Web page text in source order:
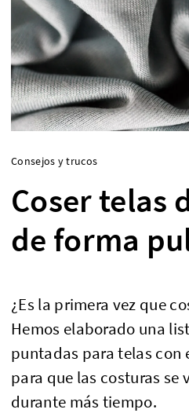
Consejos y trucos
Coser telas
de forma
¿Es la primera vez que
Hemos elaborado una
puntadas para telas con
para que las costuras se
durante más tiempo.